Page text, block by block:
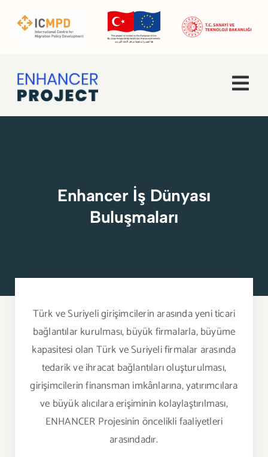
Faaliyetler
Basında Biz
Duyurular
Blog
İletişim
Enhancer İş Dünyası
Buluşmaları
Türk ve Suriyeli girişimcilerin arasında yeni ticari
bağlantılar kurulması, büyük firmalarla, büyüme
kapasitesi olan Türk ve Suriyeli firmalar arasında
tedarik ve ihracat bağlantıları oluşturulması,
girişimcilerin finansman imkânlarına, yatırımcılara
ve büyük alıcılara erişiminin kolaylaştırılması,
ENHANCER Projesinin öncelikli faaliyetleri
arasındadır.